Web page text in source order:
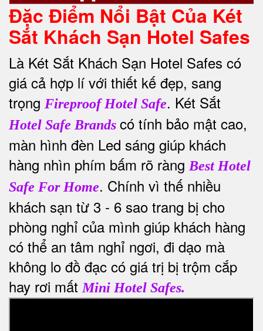
Đặc Điểm Nổi Bật Của Két
Sắt Khách Sạn Hotel Safes
Là Két Sắt Khách Sạn Hotel Safes có
giá cả hợp lí với thiết kế đẹp, sang
trọng Fireproof Hotel Safe. Két Sắt
Hotel Safe Brands có tính bảo mật cao,
màn hình đèn Led sáng giúp khách
hàng nhìn phím bấm rõ ràng Best Hotel
Safe For Home. Chính vì thế nhiều
khách sạn từ 3 - 6 sao trang bị cho
phòng nghỉ của mình giúp khách hàng
có thể an tâm nghỉ ngơi, đi dạo mà
không lo đồ đạc có giá trị bị trộm cắp
hay rơi mất Mini Hotel Safes.